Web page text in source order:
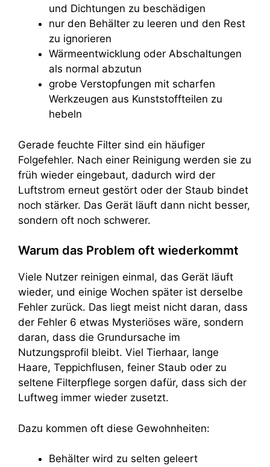
und Dichtungen zu beschädigen
nur den Behälter zu leeren und den Rest
zu ignorieren
Wärmeentwicklung oder Abschaltungen
als normal abzutun
grobe Verstopfungen mit scharfen
Werkzeugen aus Kunststoffteilen zu
hebeln
Gerade feuchte Filter sind ein häufiger
Folgefehler. Nach einer Reinigung werden sie zu
früh wieder eingebaut, dadurch wird der
Luftstrom erneut gestört oder der Staub bindet
noch stärker. Das Gerät läuft dann nicht besser,
sondern oft noch schwerer.
Warum das Problem oft wiederkommt
Viele Nutzer reinigen einmal, das Gerät läuft
wieder, und einige Wochen später ist derselbe
Fehler zurück. Das liegt meist nicht daran, dass
der Fehler 6 etwas Mysteriöses wäre, sondern
daran, dass die Grundursache im
Nutzungsprofil bleibt. Viel Tierhaar, lange
Haare, Teppichflusen, feiner Staub oder zu
seltene Filterpflege sorgen dafür, dass sich der
Luftweg immer wieder zusetzt.
Dazu kommen oft diese Gewohnheiten:
Behälter wird zu selten geleert